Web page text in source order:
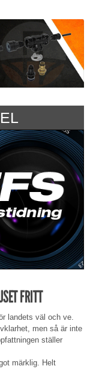
FRITT
landets väl och ve.
men så är inte
ställer
märklig. Helt